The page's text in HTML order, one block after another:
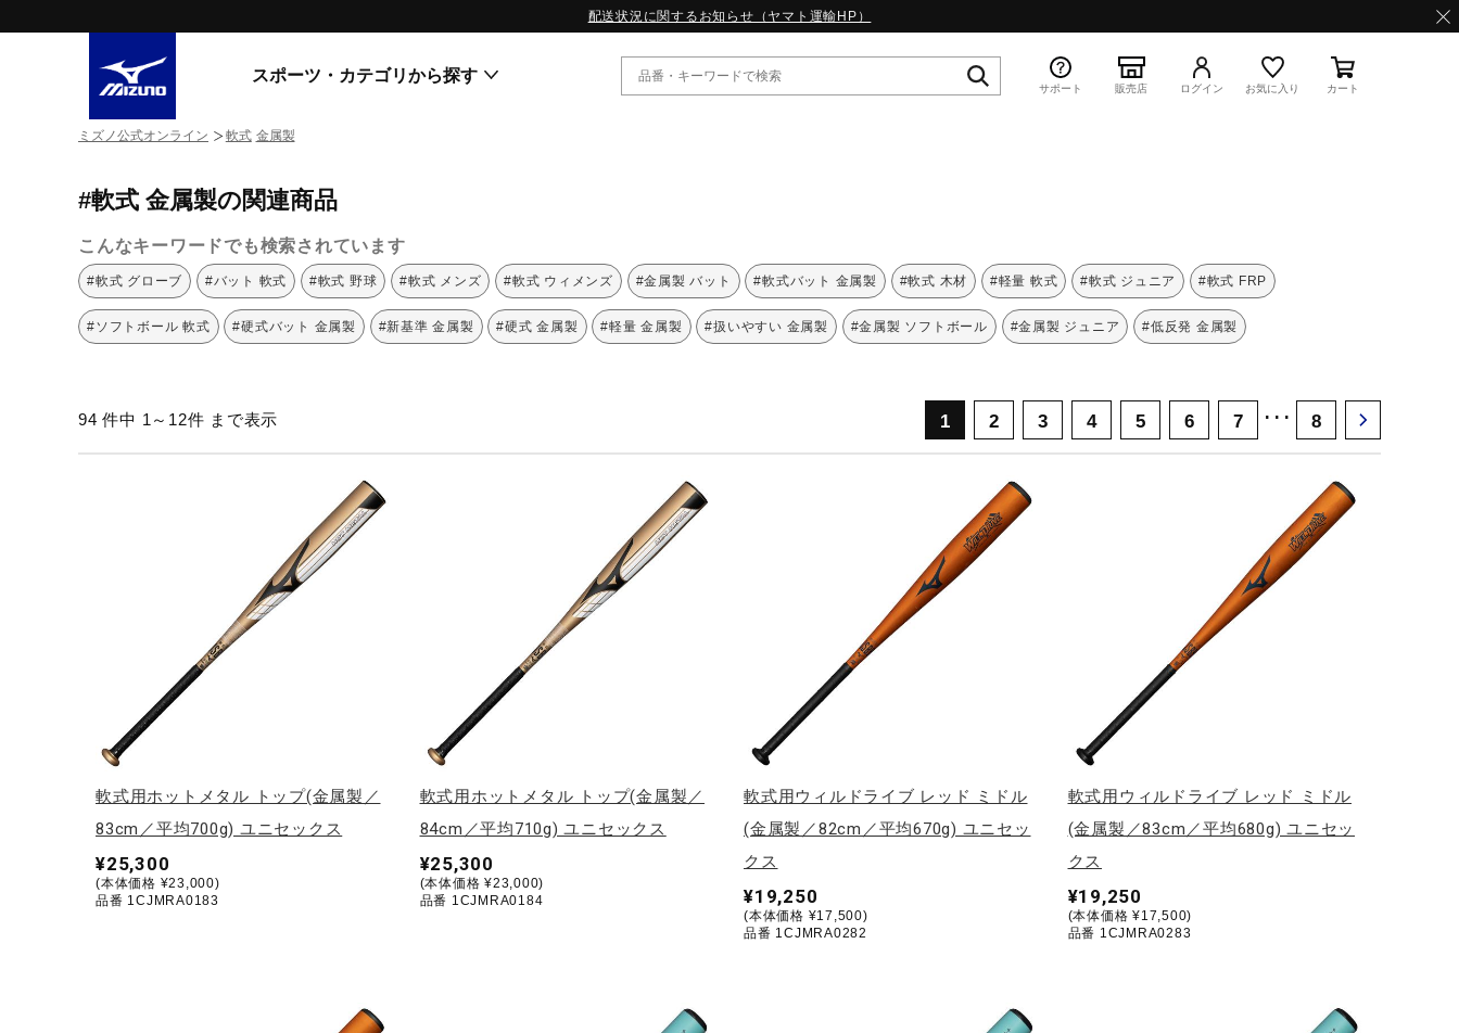
配送状況に関するお知らせ（ヤマト運輸HP）
スポーツ・カテゴリから探す
ライフスタイルウエア
ランニング
サッカー／フットサル
トレーニング
ウィンタースポーツ
ワーキング
ウォーキングシューズ
ライフスタイルグッズ
インナー
WAVE PROPHECY
MORELIA LS
WAVE RIDER
MXR
ゴアテックス
W.PROPHECY1｜特集
WP MAGIC MITA｜特集
WP STRAP｜特集
スペシャルカラーパック｜特集
スニーカー商品をすべて見る
サポート 販売店 ログイン お気に入り カート
ミズノ公式オンライン 軟式 金属製
#軟式 金属製の関連商品
こんなキーワードでも検索されています
#軟式 グローブ #バット 軟式 #軟式 野球 #軟式 メンズ #軟式 ウィメンズ #金属製 バット #軟式バット 金属製 #軟式 木材 #軽量 軟式 #軟式 ジュニア #軟式 FRP
#ソフトボール 軟式 #硬式バット 金属製 #新基準 金属製 #硬式 金属製 #軽量 金属製 #扱いやすい 金属製 #金属製 ソフトボール #金属製 ジュニア #低反発 金属製
94 件中 1～12件 まで表示 1 2 3 4 5 6 7 ･･･ 8
軟式用ホットメタル トップ(金属製／
83cm／平均700g) ユニセックス
¥25,300
(本体価格 ¥23,000)
品番 1CJMRA0183
軟式用ホットメタル トップ(金属製／
84cm／平均710g) ユニセックス
¥25,300
(本体価格 ¥23,000)
品番 1CJMRA0184
軟式用ウィルドライブ レッド ミドル
(金属製／82cm／平均670g) ユニセッ
クス
¥19,250
(本体価格 ¥17,500)
品番 1CJMRA0282
軟式用ウィルドライブ レッド ミドル
(金属製／83cm／平均680g) ユニセッ
クス
¥19,250
(本体価格 ¥17,500)
品番 1CJMRA0283